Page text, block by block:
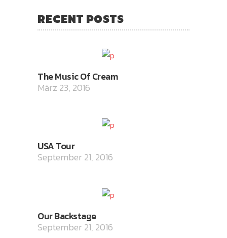
RECENT POSTS
The Music Of Cream
März 23, 2016
USA Tour
September 21, 2016
Our Backstage
September 21, 2016